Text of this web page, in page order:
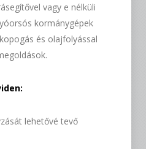
vagy e nélküli
kormánygépek
és olajfolyással
lehetővé tevő